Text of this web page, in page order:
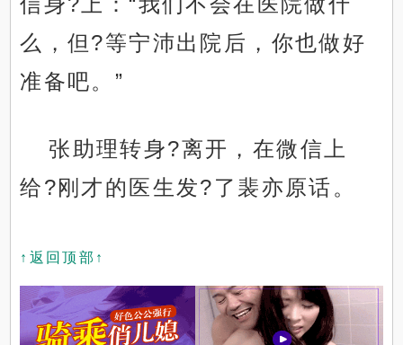
么，但?等宁沛出院后，你也做好
准备吧。”
张助理转身?离开，在微信上
给?刚才的医生发?了裴亦原话。
↑返回顶部↑